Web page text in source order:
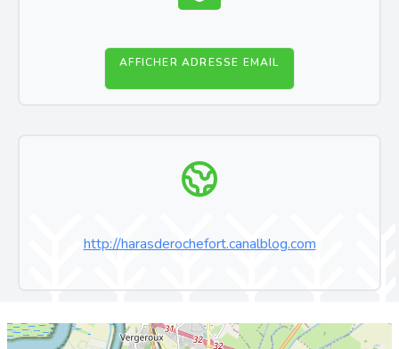
AFFICHER ADRESSE EMAIL
http://harasderochefort.canalblog.com